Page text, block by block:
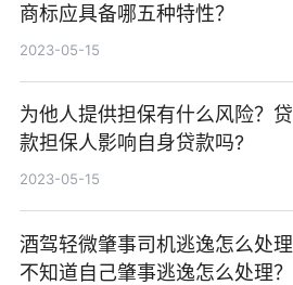
商标应具备哪五种特性？
2023-05-15
为他人提供担保有什么风险？贷
款担保人影响自身贷款吗?
2023-05-15
酒驾轻微肇事司机逃逸怎么处理
不知道自己肇事逃逸怎么处理？